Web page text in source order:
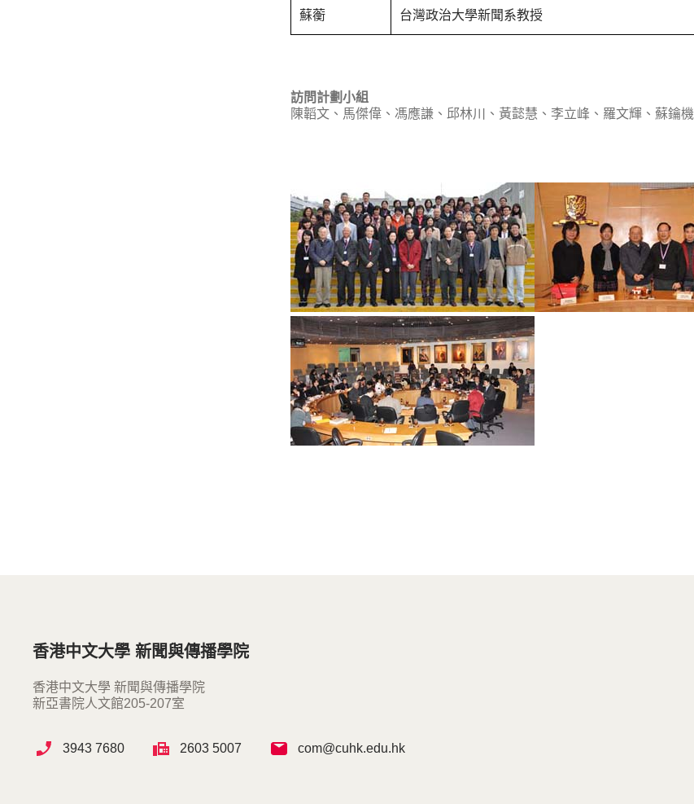
蘇蘅 台灣政治大學新聞系教授
訪問計劃小組
陳韜文、馬傑偉、馮應謙、邱林川、黃懿慧、李立峰、羅文輝、蘇鑰機
香港中文大學 新聞與傳播學院
香港中文大學 新聞與傳播學院
新亞書院人文館205-207室
3943 7680 2603 5007 com@cuhk.edu.hk